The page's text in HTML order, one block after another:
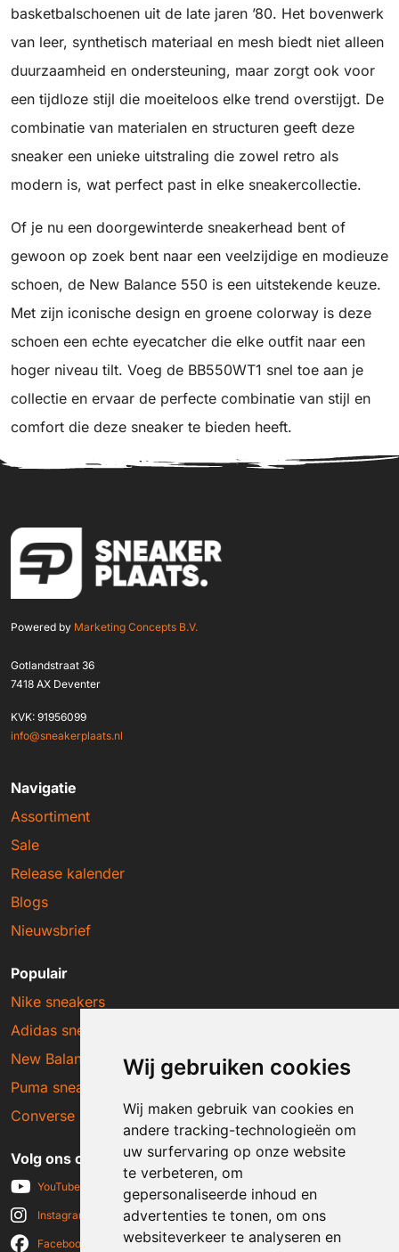
Wij gebruiken cookies
Wij maken gebruik van cookies en
andere tracking-technologieën om
uw surfervaring op onze website
te verbeteren, om
gepersonaliseerde inhoud en
advertenties te tonen, om ons
websiteverkeer te analyseren en
basketbalschoenen uit de late jaren ’80. Het bovenwerk
van leer, synthetisch materiaal en mesh biedt niet alleen
duurzaamheid en ondersteuning, maar zorgt ook voor
een tijdloze stijl die moeiteloos elke trend overstijgt. De
combinatie van materialen en structuren geeft deze
sneaker een unieke uitstraling die zowel retro als
modern is, wat perfect past in elke sneakercollectie.
Of je nu een doorgewinterde sneakerhead bent of
gewoon op zoek bent naar een veelzijdige en modieuze
schoen, de New Balance 550 is een uitstekende keuze.
Met zijn iconische design en groene colorway is deze
schoen een echte eyecatcher die elke outfit naar een
hoger niveau tilt. Voeg de BB550WT1 snel toe aan je
collectie en ervaar de perfecte combinatie van stijl en
comfort die deze sneaker te bieden heeft.
Powered by Marketing Concepts B.V.
Gotlandstraat 36
7418 AX Deventer
KVK: 91956099
info@sneakerplaats.nl
Navigatie
Assortiment
Sale
Release kalender
Blogs
Nieuwsbrief
Populair
Nike sneakers
Adidas sneakers
New Balance sneakers
Puma sneakers
Converse sneakers
Volg ons op social media
YouTube
Instagram
Facebook